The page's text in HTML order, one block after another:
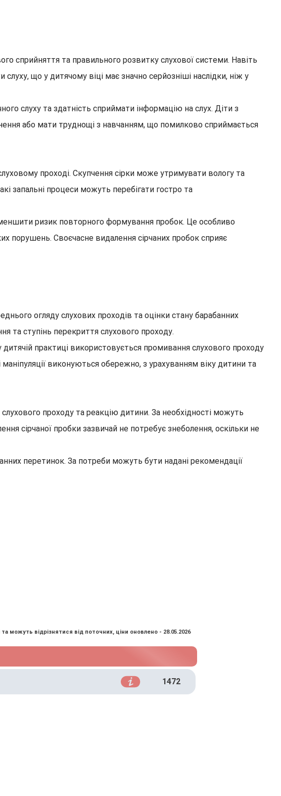
сприйняття та правильного розвитку слухової системи. Навіть
що у дитячому віці має значно серйозніші наслідки, ніж у
слуху та здатність сприймати інформацію на слух. Діти з
або мати труднощі з навчанням, що помилково сприймається
проході. Скупчення сірки може утримувати вологу та
запальні процеси можуть перебігати гостро та
ризик повторного формування пробок. Це особливо
порушень. Своєчасне видалення сірчаних пробок сприяє
огляду слухових проходів та оцінки стану барабанних
та ступінь перекриття слухового проходу.
практиці використовується промивання слухового проходу
виконуються обережно, з урахуванням віку дитини та
проходу та реакцію дитини. За необхідності можуть
сірчаної пробки зазвичай не потребує знеболення, оскільки не
перетинок. За потреби можуть бути надані рекомендації
та можуть відрізнятися від поточних, ціни оновлено - 28.05.2026
1472